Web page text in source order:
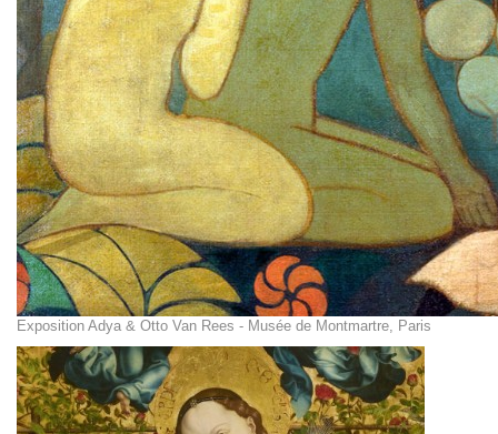
Exposition Adya & Otto Van Rees - Musée de Montmartre, Paris